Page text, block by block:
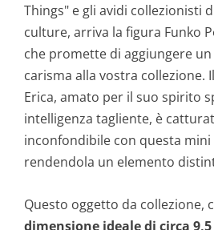
Things" e gli avidi collezionisti
culture, arriva la figura Funko
che promette di aggiungere
carisma alla vostra collezione.
Erica, amato per il suo spirito
intelligenza tagliente, è
inconfondibile con questa
rendendola un elemento
Questo oggetto da collezione,
dimensione ideale di circa 9,5